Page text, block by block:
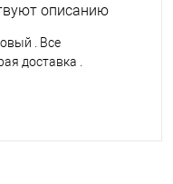
описанию
. Все
доставка .